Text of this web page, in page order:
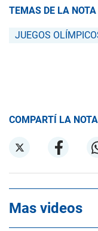
TEMAS DE LA NOTA
JUEGOS
COMPARTÍ LA
Mas videos